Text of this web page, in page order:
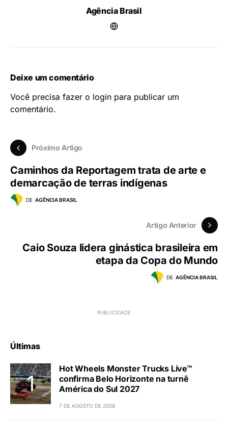
Agência Brasil
Deixe um comentário
Você precisa fazer o login para publicar um
comentário.
Próximo Artigo
Caminhos da Reportagem trata de arte e
demarcação de terras indígenas
DE AGÊNCIA BRASIL
Artigo Anterior
Caio Souza lidera ginástica brasileira em
etapa da Copa do Mundo
DE AGÊNCIA BRASIL
Últimas
Hot Wheels Monster Trucks Live™
confirma Belo Horizonte na turnê
América do Sul 2027
7 DE AGOSTO DE 2026